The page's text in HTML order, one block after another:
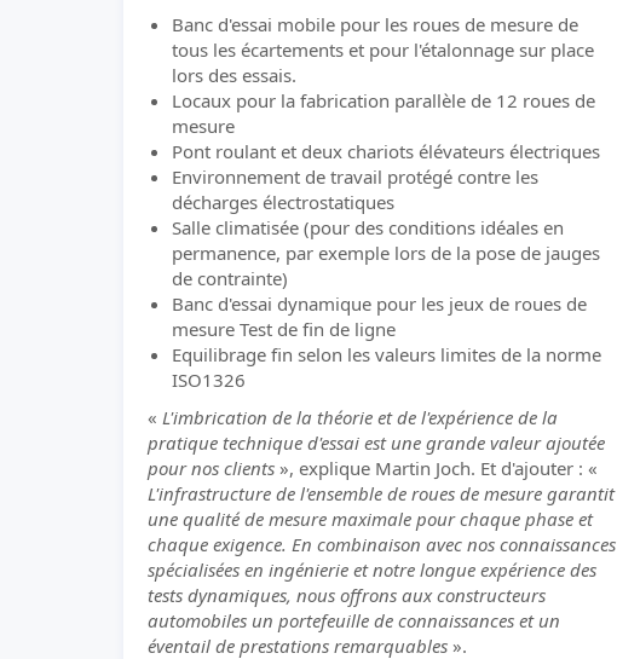
Banc d'essai mobile pour les roues de mesure de
tous les écartements et pour l'étalonnage sur place
lors des essais.
Locaux pour la fabrication parallèle de 12 roues de
mesure
Pont roulant et deux chariots élévateurs électriques
Environnement de travail protégé contre les
décharges électrostatiques
Salle climatisée (pour des conditions idéales en
permanence, par exemple lors de la pose de jauges
de contrainte)
Banc d'essai dynamique pour les jeux de roues de
mesure Test de fin de ligne
Equilibrage fin selon les valeurs limites de la norme
ISO1326
« L'imbrication de la théorie et de l'expérience de la
pratique technique d'essai est une grande valeur ajoutée
pour nos clients », explique Martin Joch. Et d'ajouter : «
L'infrastructure de l'ensemble de roues de mesure garantit
une qualité de mesure maximale pour chaque phase et
chaque exigence. En combinaison avec nos connaissances
spécialisées en ingénierie et notre longue expérience des
tests dynamiques, nous offrons aux constructeurs
automobiles un portefeuille de connaissances et un
éventail de prestations remarquables ».